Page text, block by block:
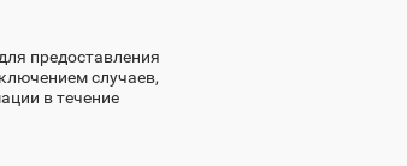
предоставления
случаев,
в течение